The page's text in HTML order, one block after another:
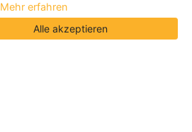
Mehr erfahren
Alle akzeptieren